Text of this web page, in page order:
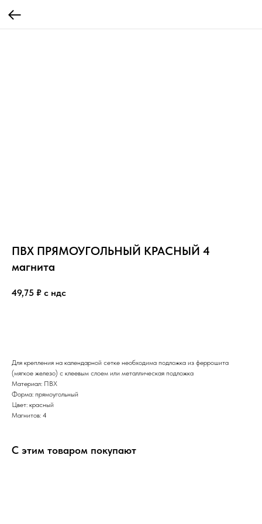
ПВХ ПРЯМОУГОЛЬНЫЙ КРАСНЫЙ 4
магнита
49,75 ₽ с ндс
Для крепления на календарной сетке необходима подложка из феррошита
(мягкое железо) с клеевым слоем или металлическая подложка
Материал: ПВХ
Форма: прямоугольный
Цвет: красный
Магнитов: 4
С этим товаром покупают